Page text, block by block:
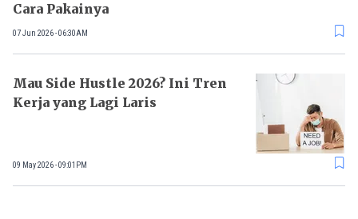
Cara Pakainya
07 Jun 2026 - 06:30AM
Mau Side Hustle 2026? Ini Tren
Kerja yang Lagi Laris
09 May 2026 - 09:01PM